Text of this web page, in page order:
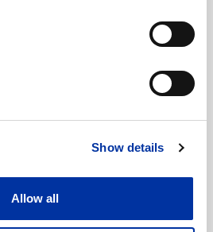
Show details
Allow all
Escavadoras
escavadoras de
excelente resistência ao